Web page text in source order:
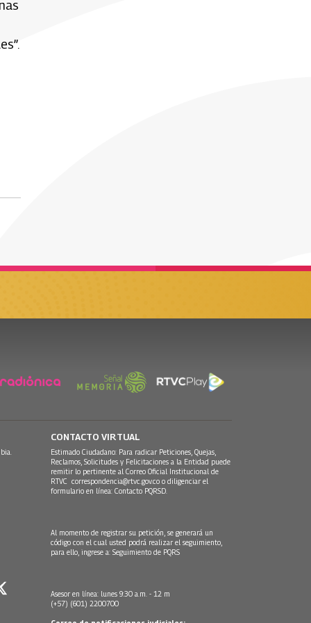
CONTACTO VIRTUAL
Estimado Ciudadano: Para radicar Peticiones, Quejas,
Reclamos, Solicitudes y Felicitaciones a la Entidad puede
remitir lo pertinente al Correo Oficial Institucional de
RTVC correspondencia@rtvc.gov.co o diligenciar el
formulario en línea: Contacto PQRSD.
Al momento de registrar su petición, se generará un
código con el cual usted podrá realizar el seguimiento,
para ello, ingrese a: Seguimiento de PQRS
Asesor en línea: lunes 9:30 a.m. - 12 m
(+57) (601) 2200700